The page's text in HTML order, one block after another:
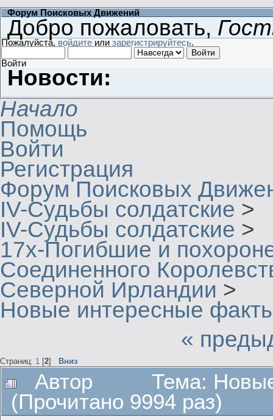
Форум Поисковых Движений
Добро пожаловать,
Пожалуйста, войдите или зарегистрируйтесь.
Войти
Новости:
Начало
Помощь
Войти
Регистрация
Форум Поисковых
IV-Судьбы солдатские >
IV-Судьбы солдатские >
17х-Погибшие и
Соединенного
Северной Ирландии >
Новые интересные
«
Страниц: 1 [2] Вниз
Автор
Тема:
(Прочитано 9994 раз)